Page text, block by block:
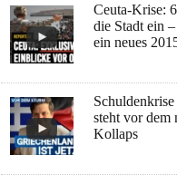
Ceuta-Krise:
die Stadt ein
ein neues
steht vor dem
Kollaps